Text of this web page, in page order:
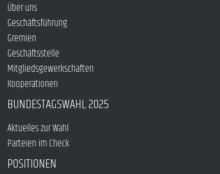
Über uns
Geschäftsführung
Gremien
Geschäftsstelle
Mitgliedsgewerkschaften
Kooperationen
BUNDESTAGSWAHL 2025
Aktuelles zur Wahl
Parteien im Check
POSITIONEN